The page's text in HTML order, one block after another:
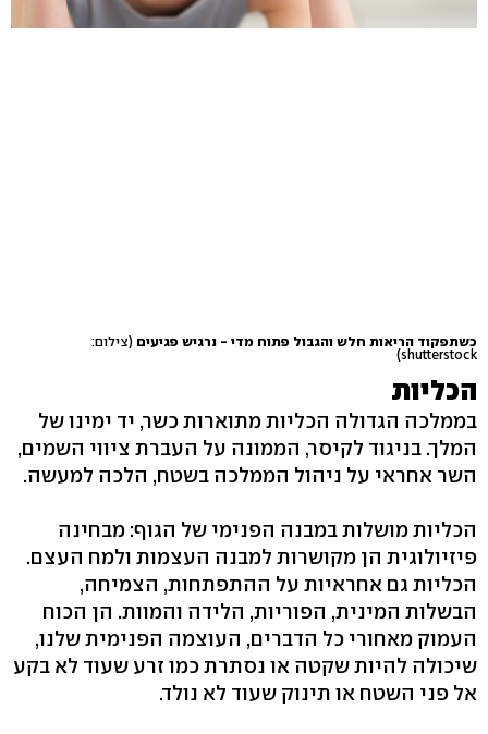
כשתפקוד הריאות חלש והגבול פתוח מדי - נרגיש פגיעים (צילום:
shutterstock)
הכליות
בממלכה הגדולה הכליות מתוארות כשר, יד ימינו של
המלך. בניגוד לקיסר, הממונה על העברת ציווי השמים,
השר אחראי על ניהול הממלכה בשטח, הלכה למעשה.
הכליות מושלות במבנה הפנימי של הגוף: מבחינה
פיזיולוגית הן מקושרות למבנה העצמות ולמח העצם.
הכליות גם אחראיות על ההתפתחות, הצמיחה,
הבשלות המינית, הפוריות, הלידה והמוות. הן הכוח
העמוק מאחורי כל הדברים, העוצמה הפנימית שלנו,
שיכולה להיות שקטה או נסתרת כמו זרע שעוד לא בקע
אל פני השטח או תינוק שעוד לא נולד.